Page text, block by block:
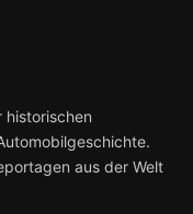
historischen
aus der Welt